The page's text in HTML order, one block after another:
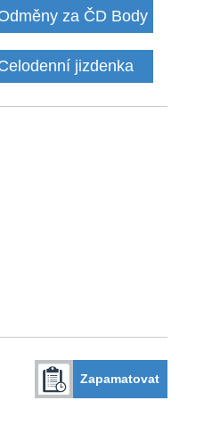
za ČD Body
jizdenka
Zapamatovat